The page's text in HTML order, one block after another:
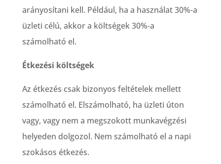
arányosítani kell. Például, ha a használat 30%-a
üzleti célú, akkor a költségek 30%-a
számolható el.
Étkezési költségek
Az étkezés csak bizonyos feltételek mellett
számolható el. Elszámolható, ha üzleti úton
vagy, vagy nem a megszokott munkavégzési
helyeden dolgozol. Nem számolható el a napi
szokásos étkezés.